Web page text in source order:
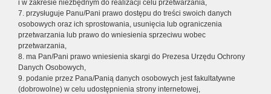
i w zakresie niezbędnym do realizacji celu przetwarzania,
7. przysługuje Panu/Pani prawo dostępu do treści swoich danych
osobowych oraz ich sprostowania, usunięcia lub ograniczenia
przetwarzania lub prawo do wniesienia sprzeciwu wobec
przetwarzania,
8. ma Pan/Pani prawo wniesienia skargi do Prezesa Urzędu Ochrony
Danych Osobowych,
9. podanie przez Pana/Panią danych osobowych jest fakultatywne
(dobrowolne) w celu udostępnienia strony internetowej,